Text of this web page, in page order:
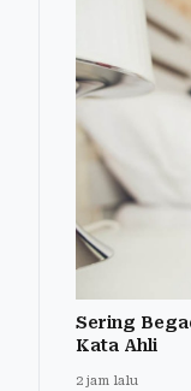
Sering
Kata Ahli
2 jam lalu